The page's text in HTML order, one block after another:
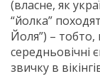
(власне, як
“йолка”
Йоля”) –
середньовічні
звичку в